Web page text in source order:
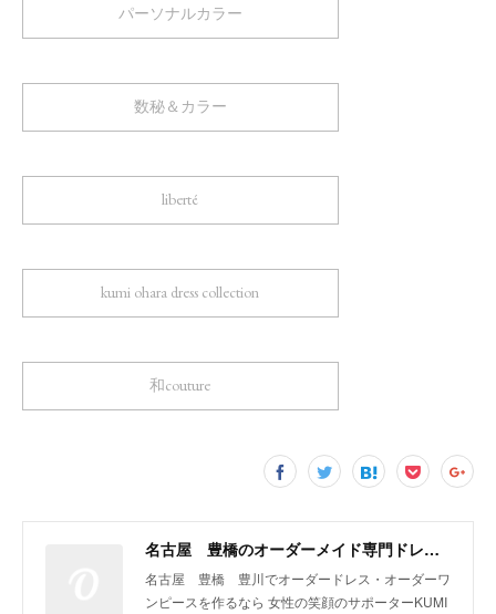
パーソナルカラー
数秘＆カラー
liberté
kumi ohara dress collection
和couture
名古屋 豊橋のオーダーメイド専門ドレスデザイナー KUMI OHARA
名古屋 豊橋 豊川でオーダードレス・オーダーワ
ンピースを作るなら 女性の笑顔のサポーターKUMI